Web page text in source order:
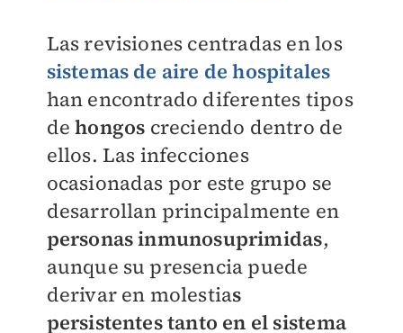
Las revisiones centradas en los
sistemas de aire de hospitales
han encontrado diferentes tipos
dehongos creciendo dentro de
ellos. Las infecciones
ocasionadas por este grupo se
desarrollan principalmente en
personas inmunosuprimidas,
aunque su presencia puede
derivar en molestias
persistentes tanto en el sistema